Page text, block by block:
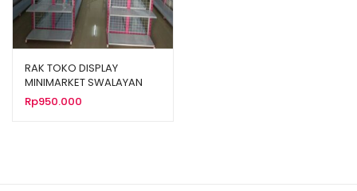
RAK TOKO DISPLAY
MINIMARKET SWALAYAN
MODERN TIPE RR‑13
Rp950.000